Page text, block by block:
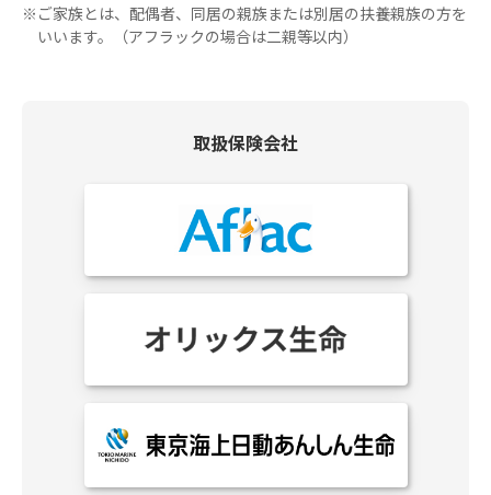
※ ご家族とは、配偶者、同居の親族または別居の扶養親族の方を
いいます。（アフラックの場合は二親等以内）
取扱保険会社